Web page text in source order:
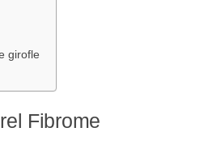
girofle
Fibrome